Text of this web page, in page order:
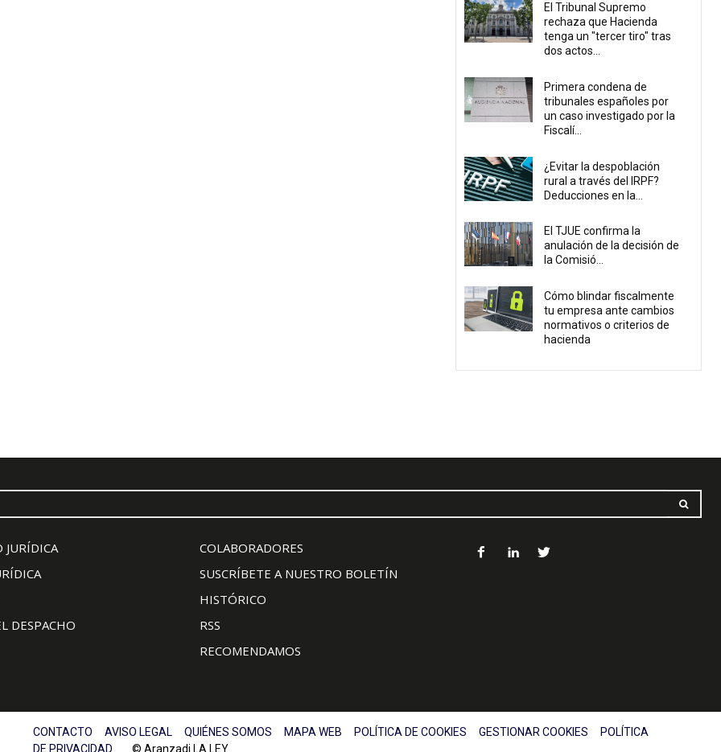
El Tribunal Supremo
rechaza que Hacienda
tenga un "tercer tiro" tras
dos actos...
Primera condena de
tribunales españoles por
un caso investigado por la
Fiscalí...
¿Evitar la despoblación
rural a través del IRPF?
Deducciones en la...
El TJUE confirma la
anulación de la decisión de
la Comisió...
Cómo blindar fiscalmente
tu empresa ante cambios
normativos o criterios de
hacienda
JURÍDICA
DESPACHO
COLABORADORES
SUSCRÍBETE A NUESTRO BOLETÍN
HISTÓRICO
RSS
RECOMENDAMOS
CONTACTO AVISO LEGAL QUIÉNES SOMOS MAPA WEB POLÍTICA DE COOKIES GESTIONAR COOKIES
POLÍTICA
DE PRIVACIDAD © Aranzadi LA LEY